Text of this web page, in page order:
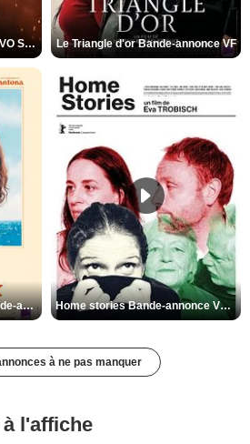
L'Odyssée Bande-annonce VO STFR Le Triangle d'or Bande-annonce VF
Les Matins merveilleux Bande-annonce VF Home stories Bande-annonce VO STFR
à ne pas manquer
l'affiche